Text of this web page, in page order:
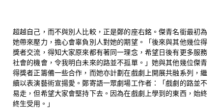
超越自己，而不與別人比較，正是鄭的座右銘。傑青名銜最初為
她帶來壓力，擔心會辜負別人對她的期望。「後來與其他幾位得
獎者交流，得知大家原來都有著同一理念，希望日後有更多服務
社會的機會，令我明白未來的路並不孤單。」她與其他幾位傑青
得獎者正籌備一些合作，而她亦計劃在戲劇上開展共融系列，繼
續以表演藝術宣揚愛。鄭寄語一眾劇場工作者：「戲劇的路並不
易走，但希望大家會堅持下去。因為在戲劇上學到的東西，始終
終生受用。」